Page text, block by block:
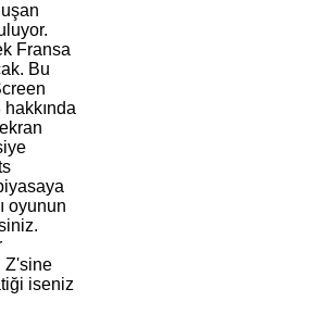
Fransa
Bu
oyunun
Z'sine
iseniz